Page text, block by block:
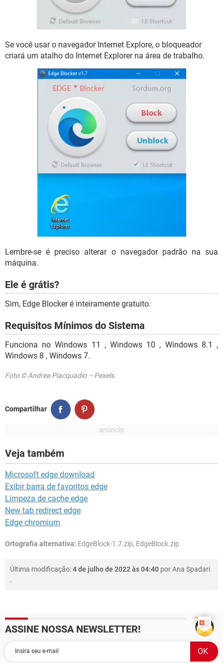
Se você usar o navegador Internet Explore, o bloqueador
criará um atalho do Internet Explorer na área de trabalho.
Lembre-se é preciso alterar o navegador padrão na sua
máquina.
Ele é grátis?
Sim, Edge Blocker é inteiramente gratuito.
Requisitos Mínimos do Sistema
Funciona no Windows 11 , Windows 10 , Windows 8.1 ,
Windows 8 , Windows 7.
Foto © Andrea Piacquadio – Pexels.
Compartilhar
Veja também
Microsoft edge download
Exibir barra de favoritos edge
Limpeza de cache edge
New tab redirect edge
Edge chromium
Ortografia alternativa: EdgeBlock-1.7.zip, EdgeBlock.zip
Última modificação:4 de julho de 2022 às 04:40 porAna Spadari
.
ASSINE NOSSA NEWSLETTER!